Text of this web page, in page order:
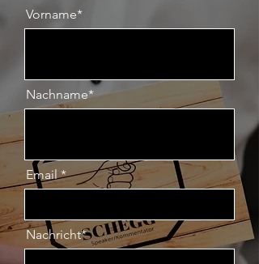
Vorname*
Nachname*
Email
Nachricht*